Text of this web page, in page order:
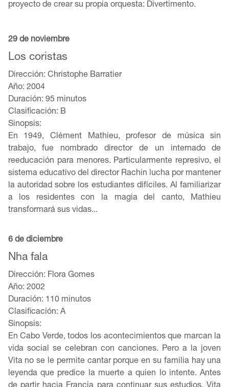
proyecto de crear su propia orquesta: Divertimento.
29 de noviembre
Los coristas
Dirección: Christophe Barratier
Año: 2004
Duración: 95 minutos
Clasificación: B
Sinopsis:
En 1949, Clément Mathieu, profesor de música sin
trabajo, fue nombrado director de un internado de
reeducación para menores. Particularmente represivo, el
sistema educativo del director Rachin lucha por mantener
la autoridad sobre los estudiantes difíciles. Al familiarizar
a los residentes con la magia del canto, Mathieu
transformará sus vidas...
6 de diciembre
Nha fala
Dirección: Flora Gomes
Año: 2002
Duración: 110 minutos
Clasificación: A
Sinopsis:
En Cabo Verde, todos los acontecimientos que marcan la
vida social se celebran con canciones. Pero a la joven
Vita no se le permite cantar porque en su familia hay una
leyenda que predice la muerte a quien lo intente. Antes